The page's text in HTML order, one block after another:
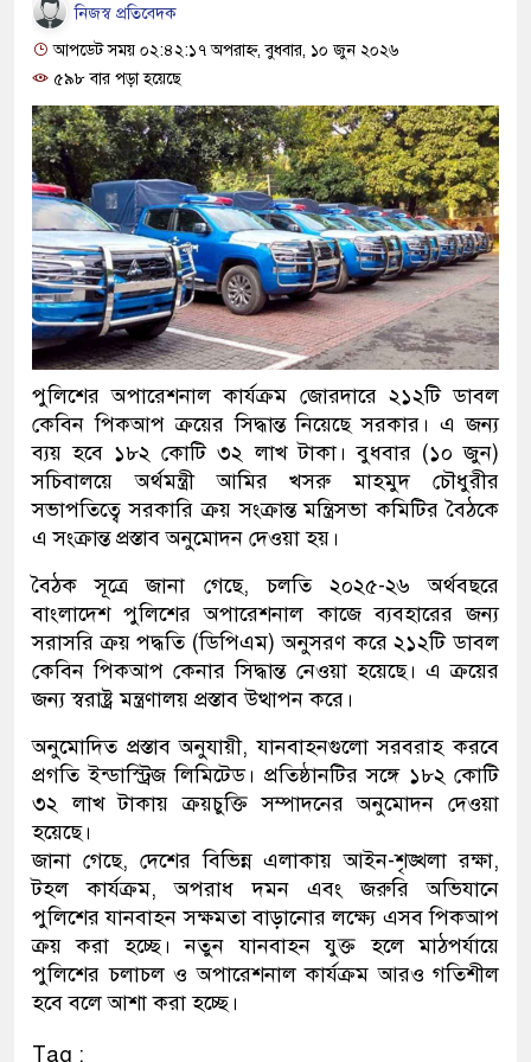
নিজস্ব প্রতিবেদক
আপডেট সময় ০২:৪২:১৭ অপরাহ্ন, বুধবার, ১০ জুন ২০২৬
৫৯৮ বার পড়া হয়েছে
পুলিশের অপারেশনাল কার্যক্রম জোরদারে ২১২টি ডাবল
কেবিন পিকআপ ক্রয়ের সিদ্ধান্ত নিয়েছে সরকার। এ জন্য
ব্যয় হবে ১৮২ কোটি ৩২ লাখ টাকা। বুধবার (১০ জুন)
সচিবালয়ে অর্থমন্ত্রী আমির খসরু মাহমুদ চৌধুরীর
সভাপতিত্বে সরকারি ক্রয় সংক্রান্ত মন্ত্রিসভা কমিটির বৈঠকে
এ সংক্রান্ত প্রস্তাব অনুমোদন দেওয়া হয়।
বৈঠক সূত্রে জানা গেছে, চলতি ২০২৫-২৬ অর্থবছরে
বাংলাদেশ পুলিশের অপারেশনাল কাজে ব্যবহারের জন্য
সরাসরি ক্রয় পদ্ধতি (ডিপিএম) অনুসরণ করে ২১২টি ডাবল
কেবিন পিকআপ কেনার সিদ্ধান্ত নেওয়া হয়েছে। এ ক্রয়ের
জন্য স্বরাষ্ট্র মন্ত্রণালয় প্রস্তাব উত্থাপন করে।
অনুমোদিত প্রস্তাব অনুযায়ী, যানবাহনগুলো সরবরাহ করবে
প্রগতি ইন্ডাস্ট্রিজ লিমিটেড। প্রতিষ্ঠানটির সঙ্গে ১৮২ কোটি
৩২ লাখ টাকায় ক্রয়চুক্তি সম্পাদনের অনুমোদন দেওয়া
হয়েছে।
জানা গেছে, দেশের বিভিন্ন এলাকায় আইন-শৃঙ্খলা রক্ষা,
টহল কার্যক্রম, অপরাধ দমন এবং জরুরি অভিযানে
পুলিশের যানবাহন সক্ষমতা বাড়ানোর লক্ষ্যে এসব পিকআপ
ক্রয় করা হচ্ছে। নতুন যানবাহন যুক্ত হলে মাঠপর্যায়ে
পুলিশের চলাচল ও অপারেশনাল কার্যক্রম আরও গতিশীল
হবে বলে আশা করা হচ্ছে।
Tag :